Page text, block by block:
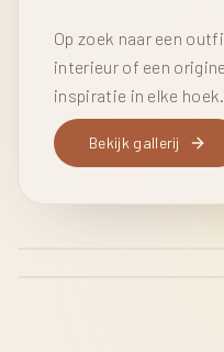
Op zoek naar een
interieur of een
inspiratie in elke hoek.
Bekijk gallerij
DAMESMODE
Hippe
Mode met dat extra
laten stralen.
INTERIEUR &
Interieur
Stijlvolle accenten of